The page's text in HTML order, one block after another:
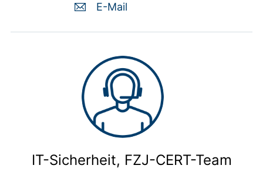
E-Mail
IT-Sicherheit, FZJ-CERT-Team